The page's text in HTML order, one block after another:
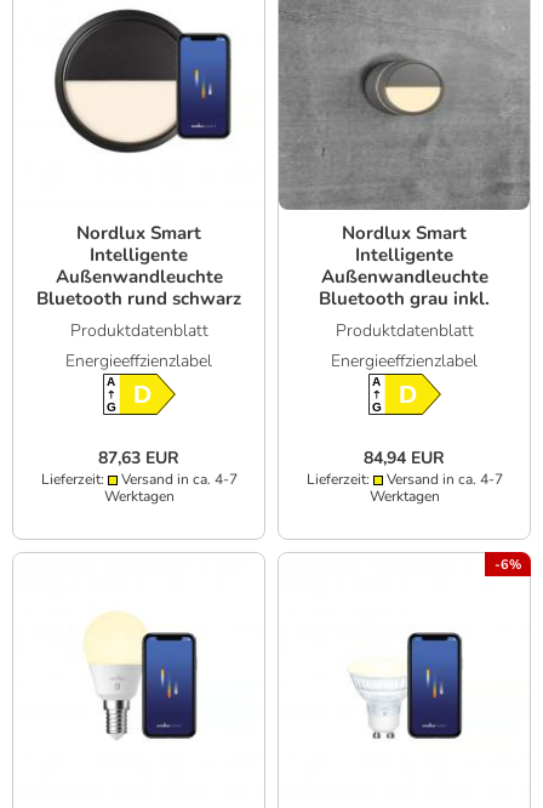
Nordlux Smart
Intelligente
Außenwandleuchte
Bluetooth rund schwarz
inkl. warmweisser LED
Produktdatenblatt
Energieeffzienzlabel
A
GD
87,63 EUR
Lieferzeit:
Versand in ca. 4-7
Werktagen
Nordlux Smart
Intelligente
Außenwandleuchte
Bluetooth grau inkl.
warmweisser LED
Produktdatenblatt
Energieeffzienzlabel
A
GD
84,94 EUR
Lieferzeit:
Versand in ca. 4-7
Werktagen
-6%